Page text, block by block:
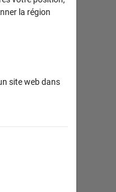
la région
site web dans